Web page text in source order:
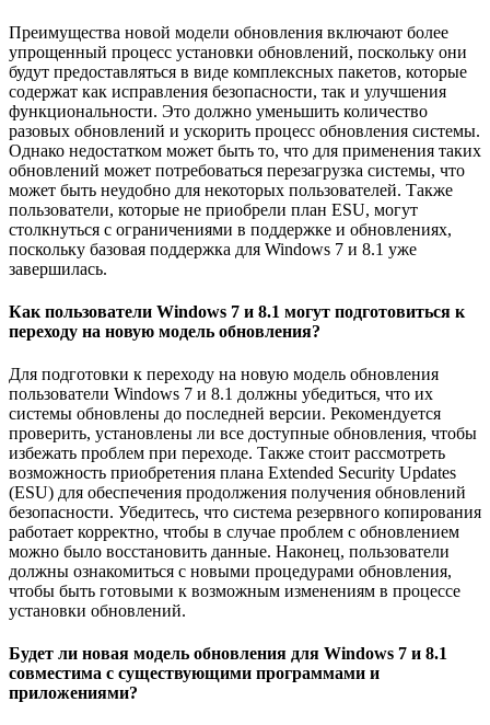
Преимущества новой модели обновления включают более
упрощенный процесс установки обновлений, поскольку они
будут предоставляться в виде комплексных пакетов, которые
содержат как исправления безопасности, так и улучшения
функциональности. Это должно уменьшить количество
разовых обновлений и ускорить процесс обновления системы.
Однако недостатком может быть то, что для применения таких
обновлений может потребоваться перезагрузка системы, что
может быть неудобно для некоторых пользователей. Также
пользователи, которые не приобрели план ESU, могут
столкнуться с ограничениями в поддержке и обновлениях,
поскольку базовая поддержка для Windows 7 и 8.1 уже
завершилась.
Как пользователи Windows 7 и 8.1 могут подготовиться к
переходу на новую модель обновления?
Для подготовки к переходу на новую модель обновления
пользователи Windows 7 и 8.1 должны убедиться, что их
системы обновлены до последней версии. Рекомендуется
проверить, установлены ли все доступные обновления, чтобы
избежать проблем при переходе. Также стоит рассмотреть
возможность приобретения плана Extended Security Updates
(ESU) для обеспечения продолжения получения обновлений
безопасности. Убедитесь, что система резервного копирования
работает корректно, чтобы в случае проблем с обновлением
можно было восстановить данные. Наконец, пользователи
должны ознакомиться с новыми процедурами обновления,
чтобы быть готовыми к возможным изменениям в процессе
установки обновлений.
Будет ли новая модель обновления для Windows 7 и 8.1
совместима с существующими программами и
приложениями?